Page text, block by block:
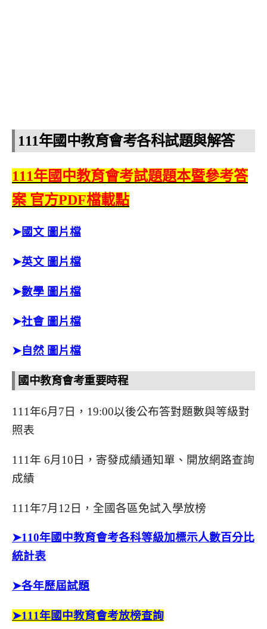
111年國中教育會考各科試題與解答
111年國中教育會考試題題本暨參考答
案 官方PDF檔載點
➤國文 圖片檔
➤英文 圖片檔
➤數學 圖片檔
➤社會 圖片檔
➤自然 圖片檔
國中教育會考重要時程
111年6月7日，19:00以後公布答對題數與等級對
照表
111年 6月10日，寄發成績通知單、開放網路查詢
成績
111年7月12日，全國各區免試入學放榜
➤110年國中教育會考各科等級加標示人數百分比
統計表
➤各年歷屆試題
➤111年國中教育會考放榜查詢